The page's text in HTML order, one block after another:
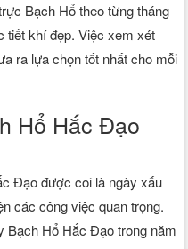
Bạch Hổ theo từng tháng
tiết khí đẹp. Việc xem xét
ra lựa chọn tốt nhất cho mỗi
Hổ Hắc Đạo
Đạo được coi là ngày xấu
các công việc quan trọng.
Bạch Hổ Hắc Đạo trong năm